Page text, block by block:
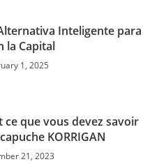
Inteligente para
la Capital
1, 2025
ce que vous devez savoir
KORRIGAN
21, 2023